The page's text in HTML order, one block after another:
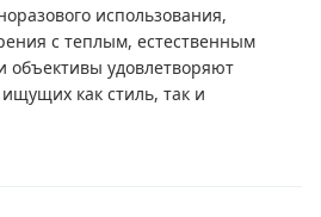
использования,
с теплым, естественным
объективы удовлетворяют
как стиль, так и